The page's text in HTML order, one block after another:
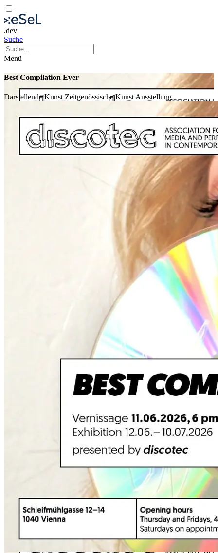
.dev
Suche
Menü
Best Compilation Ever
Darstellende Kunst Zeitgenössische Kunst Ausstellung